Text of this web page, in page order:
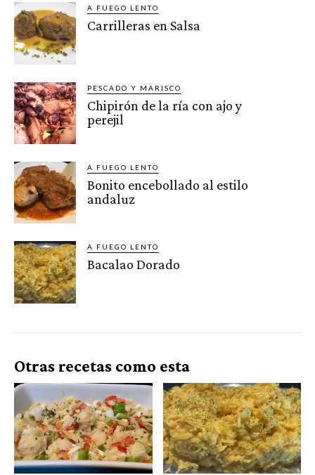
A FUEGO LENTO
Carrilleras en Salsa
PESCADO Y MARISCO
Chipirón de la ría con ajo y
perejil
A FUEGO LENTO
Bonito encebollado al estilo
andaluz
A FUEGO LENTO
Bacalao Dorado
Otras recetas como esta